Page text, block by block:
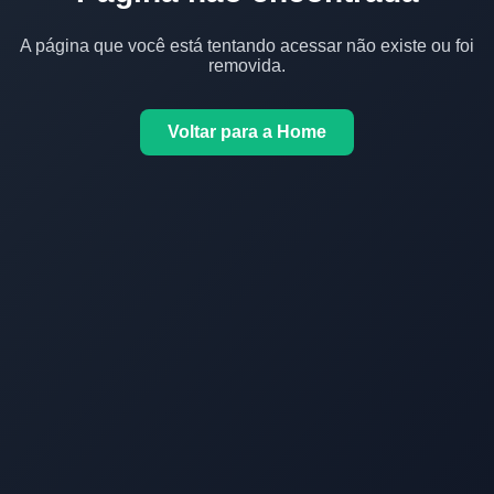
A página que você está tentando acessar não existe ou foi
removida.
Voltar para a Home